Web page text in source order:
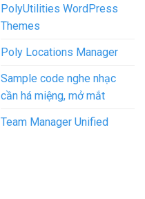
PolyUtilities WordPress
Themes
Poly Locations Manager
Sample code nghe nhạc
cần há miệng, mở mắt
Team Manager Unified